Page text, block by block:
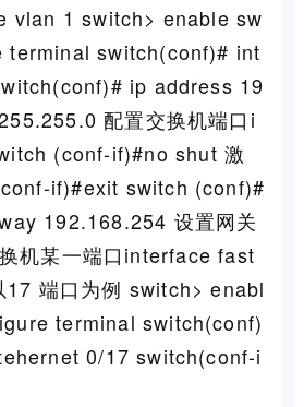
vlan 1 switch> enable sw
terminal switch(conf)# int
ip address 19
配置交换机端口i
(conf-if)#no shut 激
if)#exit switch (conf)#
192.168.254 设置网关
机某一端口interface fast
端口为例 switch> enabl
terminal switch(conf)
0/17 switch(conf-i